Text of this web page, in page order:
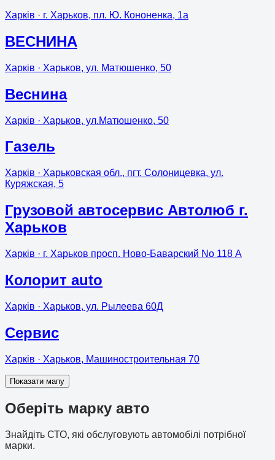
Харків · г. Харьков, пл. Ю. Кононенка, 1а
ВЕСНИНА
Харків · Харьков, ул. Матюшенко, 50
Веснина
Харків · Харьков, ул.Матюшенко, 50
Газель
Харків · Харьковская обл., пгт. Солоницевка, ул.
Куряжская, 5
Грузовой автосервис Автолюб г.
Харьков
Харків · г. Харьков просп. Ново-Баварский No 118 А
Колорит auto
Харків · Харьков, ул. Рылеева 60Д
Сервис
Харків · Харьков, Машиностроительная 70
Показати мапу
Оберіть марку авто
Знайдіть СТО, які обслуговують автомобілі потрібної
марки.